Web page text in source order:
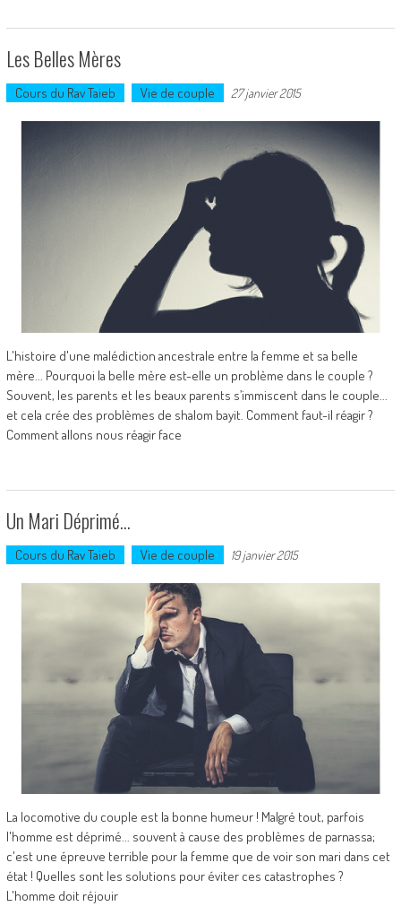
Les Belles Mères
Cours du Rav Taieb Vie de couple 27 janvier 2015
L'histoire d'une malédiction ancestrale entre la femme et sa belle
mère... Pourquoi la belle mère est-elle un problème dans le couple ?
Souvent, les parents et les beaux parents s’immiscent dans le couple...
et cela crée des problèmes de shalom bayit. Comment faut-il réagir ?
Comment allons nous réagir face
Un Mari Déprimé…
Cours du Rav Taieb Vie de couple 19 janvier 2015
La locomotive du couple est la bonne humeur ! Malgré tout, parfois
l'homme est déprimé... souvent à cause des problèmes de parnassa;
c'est une épreuve terrible pour la femme que de voir son mari dans cet
état ! Quelles sont les solutions pour éviter ces catastrophes ?
L'homme doit réjouir